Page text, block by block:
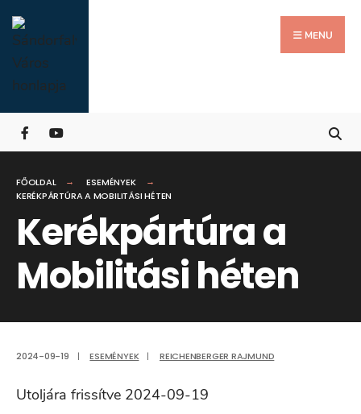
Skip
to
content
MENU
FŐOLDAL
ESEMÉNYEK
KERÉKPÁRTÚRA A MOBILITÁSI HÉTEN
Kerékpártúra a
Mobilitási héten
2024-09-19 | ESEMÉNYEK | REICHENBERGER RAJMUND
Utoljára frissítve 2024-09-19
for:
Close